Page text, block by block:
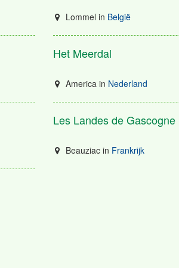
Lommel in België
Het Meerdal
America in Nederland
Les Landes de Gascogne
Beauziac in Frankrijk